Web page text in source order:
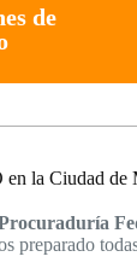
de
en la Ciudad de
preparado